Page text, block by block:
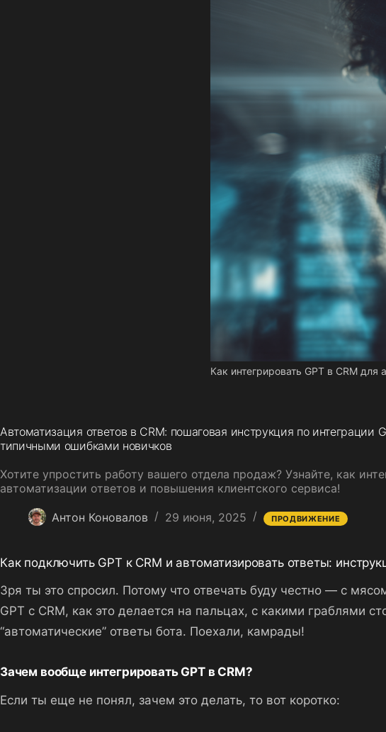
Как интегрировать GPT в CRM
Автоматизация ответов в CRM: пошаговая инструкция по интеграции
типичными ошибками новичков
Хотите упростить работу вашего отдела продаж? Узнайте, как
автоматизации ответов и повышения клиентского сервиса!
Антон Коновалов 29 июня, 2025 ПРОДВИЖЕНИЕ
Как подключить GPT к CRM и автоматизировать ответы:
Зря ты это спросил. Потому что отвечать буду честно — с
GPT с CRM, как это делается на пальцах, с какими граблями
“автоматические” ответы бота. Поехали, камрады!
Зачем вообще интегрировать GPT в CRM?
Если ты еще не понял, зачем это делать, то вот коротко: